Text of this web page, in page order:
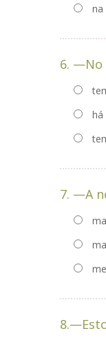
na
6. —No
há
7. —A